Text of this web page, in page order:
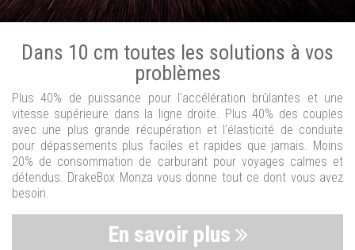
Dans 10 cm toutes les solutions à vos
problèmes
Plus 40% de puissance pour l'accélération brûlantes et une
vitesse supérieure dans la ligne droite. Plus 40% des couples
avec une plus grande récupération et l'élasticité de conduite
pour dépassements plus faciles et rapides que jamais. Moins
20% de consommation de carburant pour voyages calmes et
détendus. DrakeBox Monza vous donne tout ce dont vous avez
besoin.
En savoir plus